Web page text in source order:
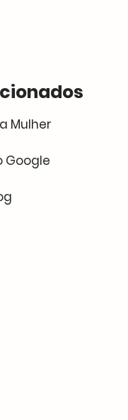
Mulher
Google